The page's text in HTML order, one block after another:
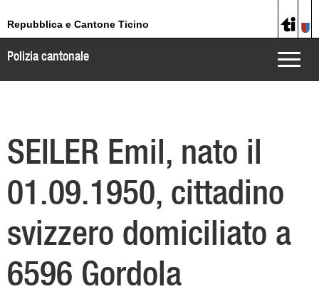
Repubblica e Cantone Ticino
Toggle
Polizia cantonale
SEILER Emil, nato il
01.09.1950, cittadino
svizzero domiciliato a
6596 Gordola